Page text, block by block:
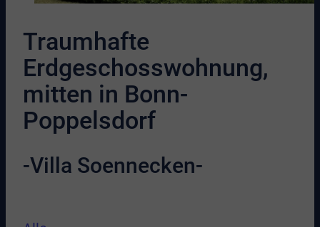
Traumhafte
Erdgeschosswohnung,
mitten in Bonn-
Poppelsdorf
-Villa Soennecken-